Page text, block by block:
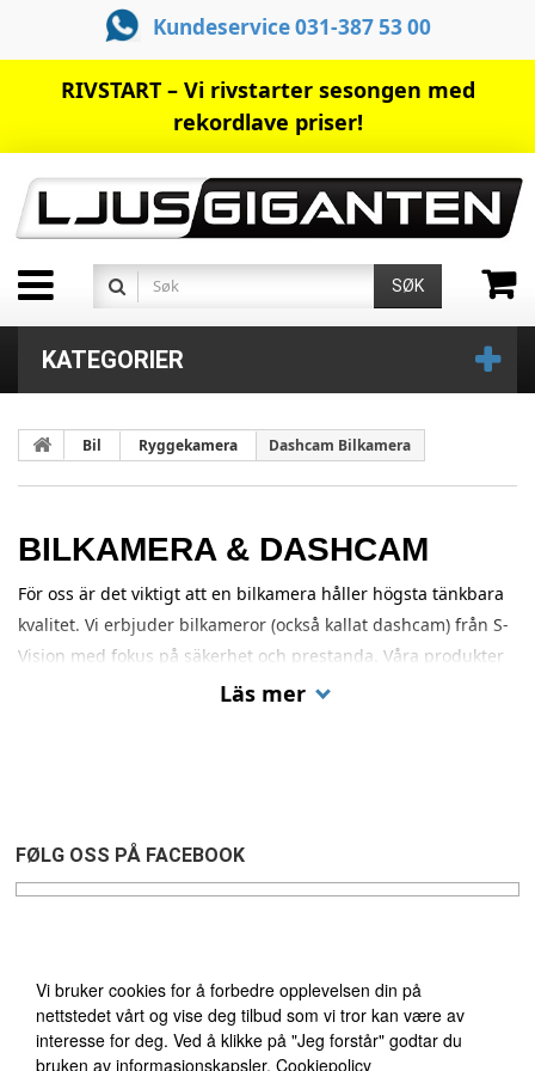
Vi bruker cookies for å forbedre opplevelsen din på
nettstedet vårt og vise deg tilbud som vi tror kan være av
interesse for deg. Ved å klikke på "Jeg forstår" godtar du
bruken av informasjonskapsler. Cookiepolicy
Kundeservice 031-387 53 00
RIVSTART – Vi rivstarter sesongen med
rekordlave priser!
SØK
KATEGORIER
Bil Ryggekamera Dashcam Bilkamera
BILKAMERA & DASHCAM
För oss är det viktigt att en bilkamera håller högsta tänkbara
kvalitet. Vi erbjuder bilkameror (också kallat dashcam) från S-
Vision med fokus på säkerhet och prestanda. Våra produkter
passar alla personbilar och även övriga fordon.
Läs mer
FØLG OSS PÅ FACEBOOK
GRATIS FRAKT GJELDER
VED KJØP OVER 1495 NOK